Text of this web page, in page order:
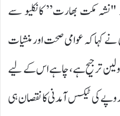
"نشہ مکت بھارت” کانکلیو سے
کہا کہ عوامی صحت اور منشیات
ترجیح ہے، چاہے اس کے لیے
100 کروڑ روپے کی ٹیکس آمدنی کا نقصان ہی